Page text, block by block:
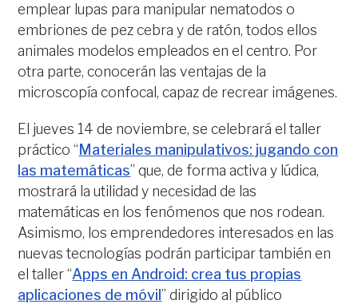
emplear lupas para manipular nematodos o
embriones de pez cebra y de ratón, todos ellos
animales modelos empleados en el centro. Por
otra parte, conocerán las ventajas de la
microscopía confocal, capaz de recrear imágenes.
El jueves 14 de noviembre, se celebrará el taller
práctico “ Materiales manipulativos: jugando con
las matemáticas” que, de forma activa y lúdica,
mostrará la utilidad y necesidad de las
matemáticas en los fenómenos que nos rodean.
Asimismo, los emprendedores interesados en las
nuevas tecnologías podrán participar también en
el taller “Apps en Android: crea tus propias
aplicaciones de móvil” dirigido al público